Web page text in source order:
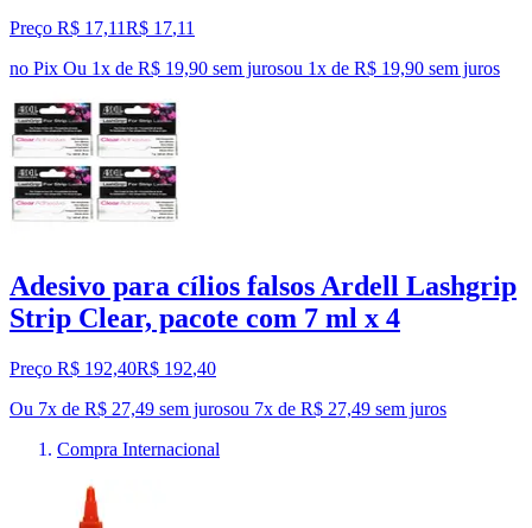
Preço R$ 17,11R$ 17,11
no Pix Ou 1x de R$ 19,90 sem jurosou 1x de R$ 19,90 sem juros
Adesivo para cílios falsos Ardell Lashgrip
Strip Clear, pacote com 7 ml x 4
Preço R$ 192,40R$ 192,40
Ou 7x de R$ 27,49 sem jurosou 7x de R$ 27,49 sem juros
Compra Internacional